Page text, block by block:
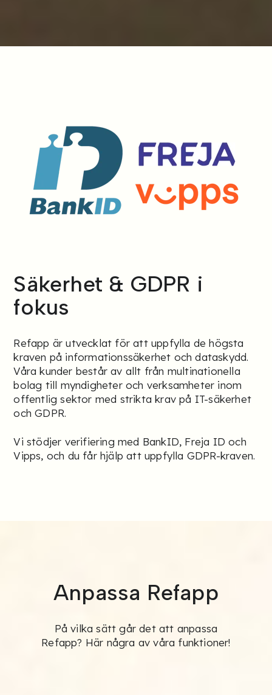
Säkerhet & GDPR i
fokus
Refapp är utvecklat för att uppfylla de högsta
kraven på informationssäkerhet och dataskydd.
Våra kunder består av allt från multinationella
bolag till myndigheter och verksamheter inom
offentlig sektor med strikta krav på IT-säkerhet
och GDPR.
Vi stödjer verifiering med BankID, Freja ID och
Vipps, och du får hjälp att uppfylla GDPR-kraven.
Anpassa Refapp
På vilka sätt går det att anpassa
Refapp? Här några av våra funktioner!